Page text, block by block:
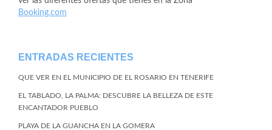
Booking.com
ENTRADAS RECIENTES
QUE VER EN EL MUNICIPIO DE EL ROSARIO EN TENERIFE
EL TABLADO, LA PALMA: DESCUBRE LA BELLEZA DE ESTE
ENCANTADOR PUEBLO
PLAYA DE LA GUANCHA EN LA GOMERA